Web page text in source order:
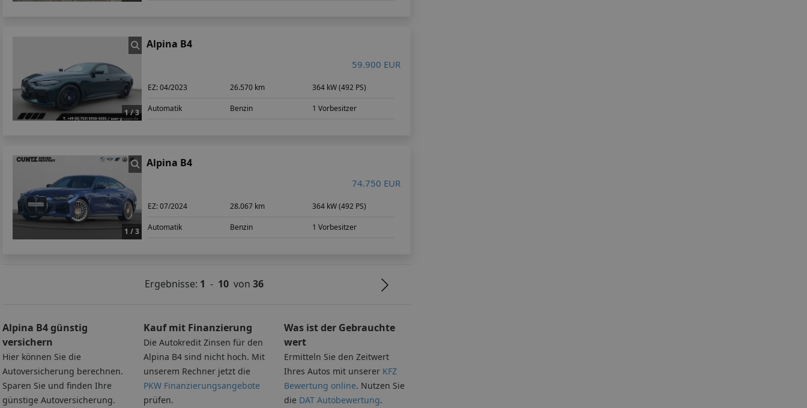
1 / 3
Alpina B4
59.900 EUR
EZ:04/2023 26.570 km 364 kW (492 PS)
Automatik Benzin 1 Vorbesitzer
1 / 3
Alpina B4
74.750 EUR
EZ:07/2024 28.067 km 364 kW (492 PS)
Automatik Benzin 1 Vorbesitzer
Ergebnisse: 1 - 10 von 36
Alpina B4 günstig
versichern
Hier können Sie die
Autoversicherung berechnen.
Sparen Sie und finden Ihre
günstige Autoversicherung.
Kauf mit Finanzierung
Die Autokredit Zinsen für den
Alpina B4 sind nicht hoch. Mit
unserem Rechner jetzt die
PKW Finanzierungsangebote
prüfen.
Was ist der Gebrauchte
wert
Ermitteln Sie den Zeitwert
Ihres Autos mit unserer KFZ
Bewertung online. Nutzen Sie
die DAT Autobewertung.